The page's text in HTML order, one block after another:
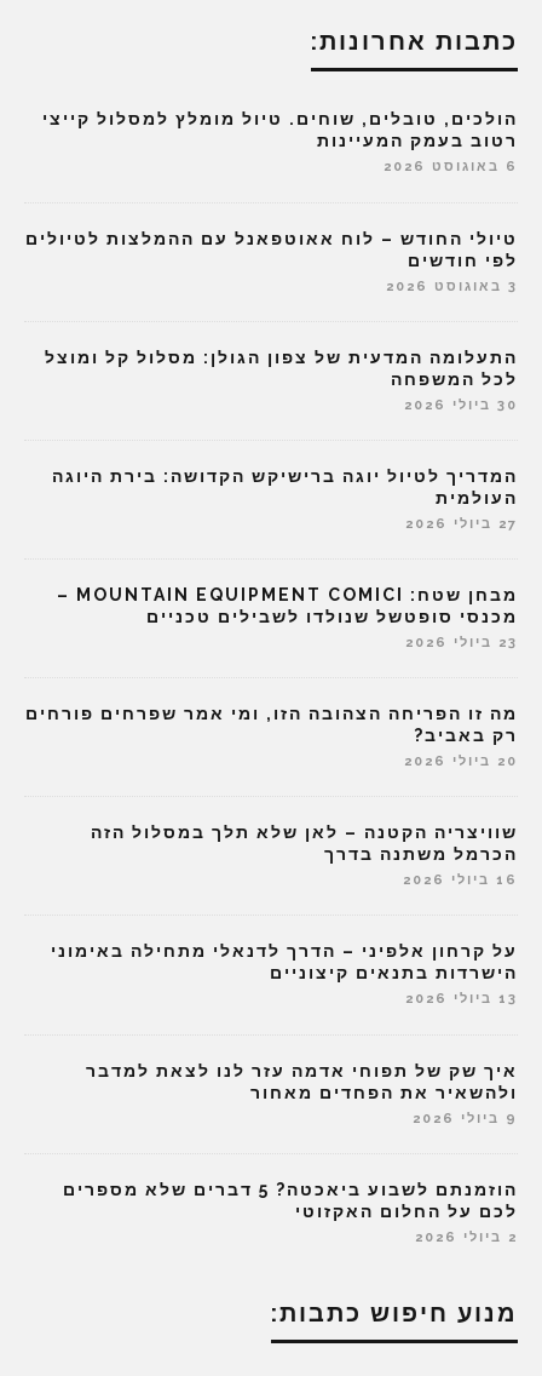
כתבות אחרונות:
הולכים, טובלים, שוחים. טיול מומלץ למסלול קייצי
רטוב בעמק המעיינות
6 באוגוסט 2026
טיולי החודש – לוח אאוטפאנל עם ההמלצות לטיולים
לפי חודשים
3 באוגוסט 2026
התעלומה המדעית של צפון הגולן: מסלול קל ומוצל
לכל המשפחה
30 ביולי 2026
המדריך לטיול יוגה ברישיקש הקדושה: בירת היוגה
העולמית
27 ביולי 2026
מבחן שטח: MOUNTAIN EQUIPMENT COMICI –
מכנסי סופטשל שנולדו לשבילים טכניים
23 ביולי 2026
מה זו הפריחה הצהובה הזו, ומי אמר שפרחים פורחים
רק באביב?
20 ביולי 2026
שוויצריה הקטנה – לאן שלא תלך במסלול הזה
הכרמל משתנה בדרך
16 ביולי 2026
על קרחון אלפיני – הדרך לדנאלי מתחילה באימוני
הישרדות בתנאים קיצוניים
13 ביולי 2026
איך שק של תפוחי אדמה עזר לנו לצאת למדבר
ולהשאיר את הפחדים מאחור
9 ביולי 2026
הוזמנתם לשבוע ביאכטה? 5 דברים שלא מספרים
לכם על החלום האקזוטי
2 ביולי 2026
מנוע חיפוש כתבות: